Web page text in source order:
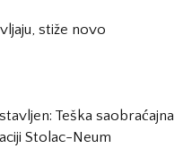
stiže novo
Teška saobraćajna
Stolac-Neum